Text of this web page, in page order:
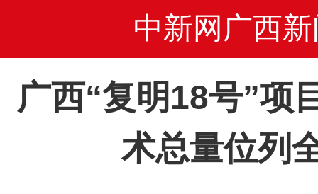
中新网广西新
广西“复明18号”项
术总量位列